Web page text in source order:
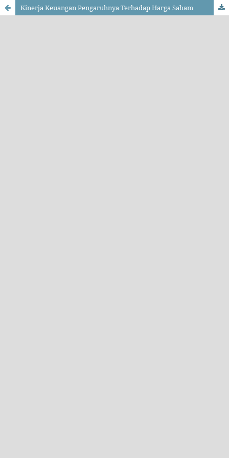
Kinerja Keuangan Pengaruhnya Terhadap Harga Saham